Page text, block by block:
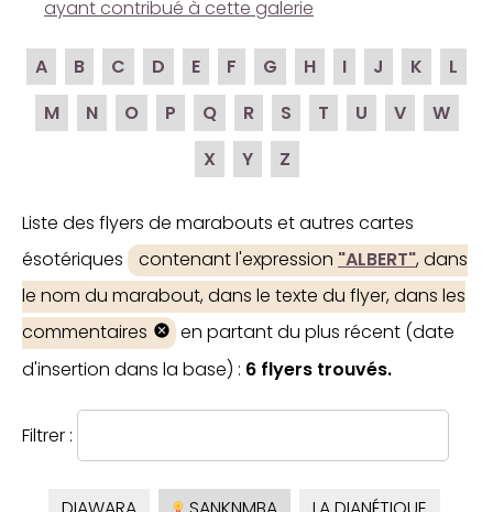
ayant contribué à cette galerie
A B C D E F G H I J K
L
M
N O P Q R S T U V
W
X
Y Z
Liste des flyers de marabouts et autres cartes
ésotériques
contenant l'expression "ALBERT", dans
le nom du marabout, dans le texte du flyer, dans les
commentaires
en partant du plus récent (date
d'insertion dans la base) : 6 flyers trouvés.
Filtrer :